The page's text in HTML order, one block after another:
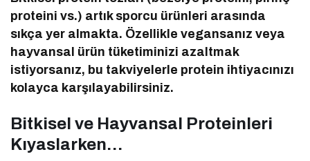
proteini vs.) artık sporcu ürünleri arasında
sıkça yer almakta. Özellikle vegansanız veya
hayvansal ürün tüketiminizi azaltmak
istiyorsanız, bu takviyelerle protein ihtiyacınızı
kolayca karşılayabilirsiniz.
Bitkisel ve Hayvansal Proteinleri
Kıyaslarken…